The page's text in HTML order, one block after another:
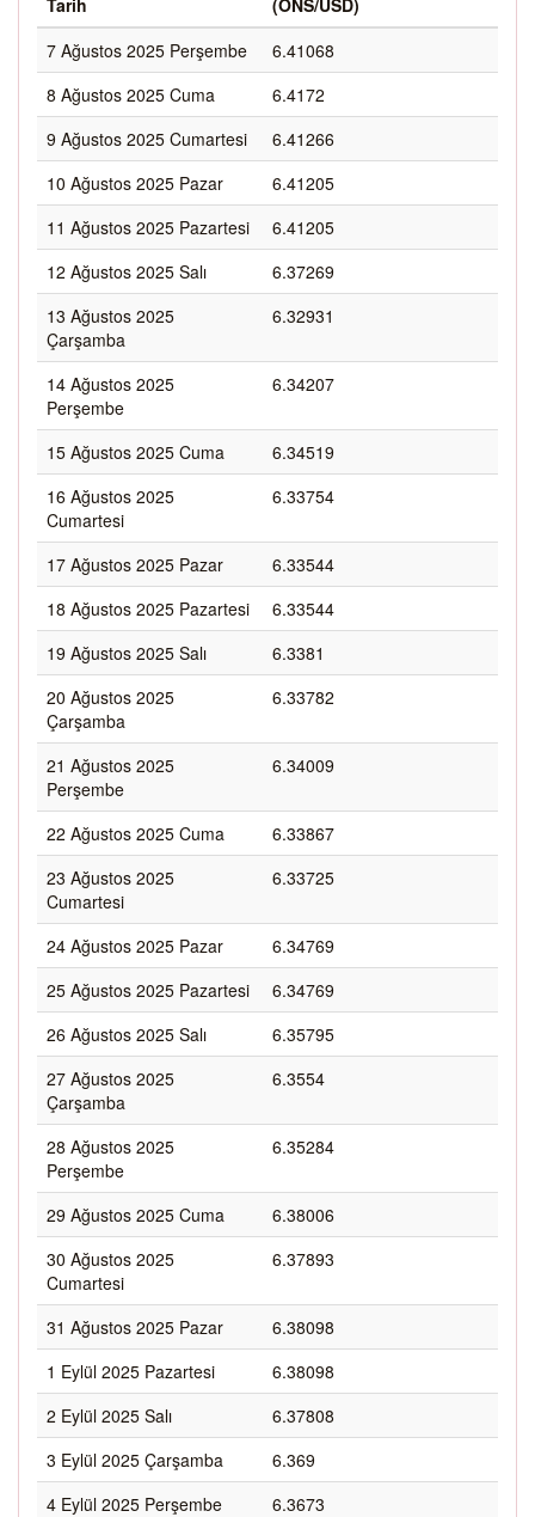
Tarih
(ONS/USD)
7 Ağustos 2025 Perşembe
6.41068
8 Ağustos 2025 Cuma
6.4172
9 Ağustos 2025 Cumartesi
6.41266
10 Ağustos 2025 Pazar
6.41205
11 Ağustos 2025 Pazartesi
6.41205
12 Ağustos 2025 Salı
6.37269
13 Ağustos 2025
Çarşamba
6.32931
14 Ağustos 2025
Perşembe
6.34207
15 Ağustos 2025 Cuma
6.34519
16 Ağustos 2025
Cumartesi
6.33754
17 Ağustos 2025 Pazar
6.33544
18 Ağustos 2025 Pazartesi
6.33544
19 Ağustos 2025 Salı
6.3381
20 Ağustos 2025
Çarşamba
6.33782
21 Ağustos 2025
Perşembe
6.34009
22 Ağustos 2025 Cuma
6.33867
23 Ağustos 2025
Cumartesi
6.33725
24 Ağustos 2025 Pazar
6.34769
25 Ağustos 2025 Pazartesi
6.34769
26 Ağustos 2025 Salı
6.35795
27 Ağustos 2025
Çarşamba
6.3554
28 Ağustos 2025
Perşembe
6.35284
29 Ağustos 2025 Cuma
6.38006
30 Ağustos 2025
Cumartesi
6.37893
31 Ağustos 2025 Pazar
6.38098
1 Eylül 2025 Pazartesi
6.38098
2 Eylül 2025 Salı
6.37808
3 Eylül 2025 Çarşamba
6.369
4 Eylül 2025 Perşembe
6.3673